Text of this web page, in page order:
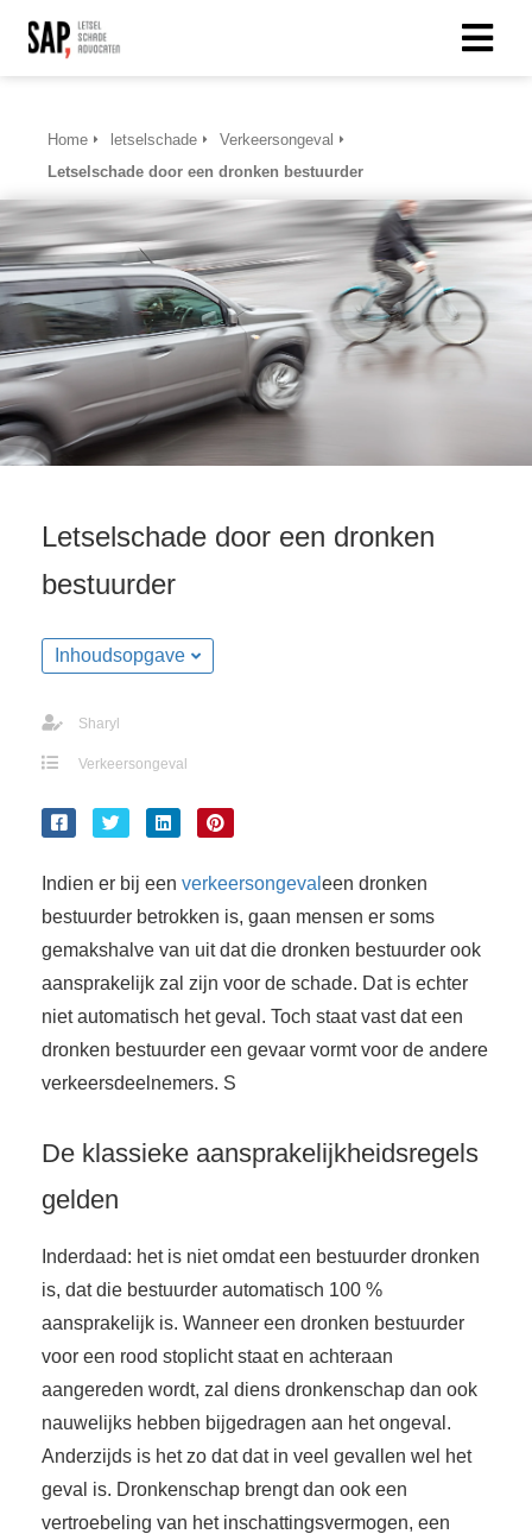
Home letselschade
Verkeersongeval
Letselschade door een dronken bestuurder
Letselschade door een dronken
bestuurder
Inhoudsopgave
Sharyl
Verkeersongeval
Indien er bij een verkeersongeval een dronken
bestuurder betrokken is, gaan mensen er soms
gemakshalve van uit dat die dronken bestuurder ook
aansprakelijk zal zijn voor de schade. Dat is echter
niet automatisch het geval. Toch staat vast dat een
dronken bestuurder een gevaar vormt voor de andere
verkeersdeelnemers. S
De klassieke aansprakelijkheidsregels
gelden
Inderdaad: het is niet omdat een bestuurder dronken
is, dat die bestuurder automatisch 100 %
aansprakelijk is. Wanneer een dronken bestuurder
voor een rood stoplicht staat en achteraan
aangereden wordt, zal diens dronkenschap dan ook
nauwelijks hebben bijgedragen aan het ongeval.
Anderzijds is het zo dat dat in veel gevallen wel het
geval is. Dronkenschap brengt dan ook een
vertroebeling van het inschattingsvermogen, een